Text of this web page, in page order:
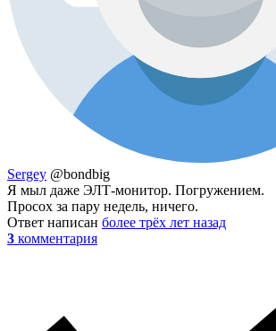
Sergey @bondbig
Я мыл даже ЭЛТ-монитор. Погружением.
Просох за пару недель, ничего.
Ответ написан более трёх лет назад
3 комментария